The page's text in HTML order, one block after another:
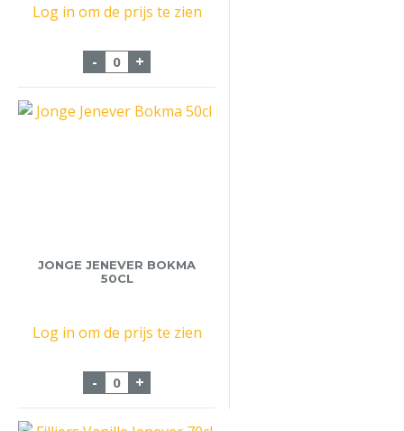
Log in om de prijs te zien
- Bols Coconut 70cl aantal
+
JONGE JENEVER BOKMA
50CL
Log in om de prijs te zien
- Jonge Jenever Bokma 50cl aantal
+